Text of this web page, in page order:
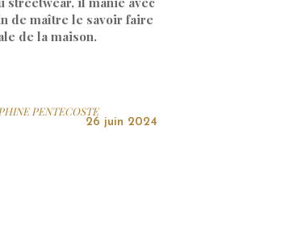
de maître le savoir faire
de la maison.
PENTECOSTE
26 juin 2024